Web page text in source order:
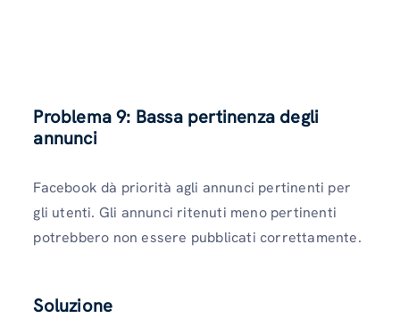
Problema 9: Bassa pertinenza degli
annunci
Facebook dà priorità agli annunci pertinenti per
gli utenti. Gli annunci ritenuti meno pertinenti
potrebbero non essere pubblicati correttamente.
Soluzione